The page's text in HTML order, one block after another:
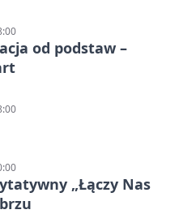
od podstaw –
„Łączy Nas